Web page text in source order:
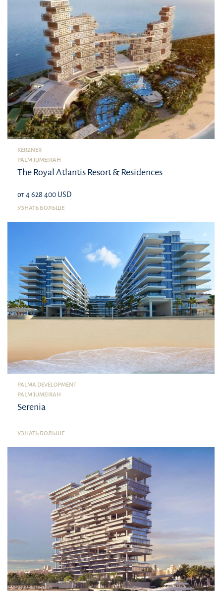
KERZNER
PALM JUMEIRAH
The Royal Atlantis Resort & Residences
от 4 628 400 USD
УЗНАТЬ БОЛЬШЕ
PALMA DEVELOPMENT
PALM JUMEIRAH
Serenia
УЗНАТЬ БОЛЬШЕ